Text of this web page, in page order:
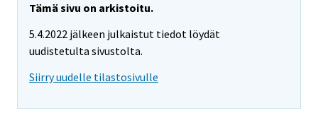
Tämä sivu on arkistoitu.
5.4.2022 jälkeen julkaistut tiedot löydät
uudistetulta sivustolta.
Siirry uudelle tilastosivulle